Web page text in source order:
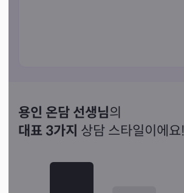
용인 온담 선생님의
대표 3가지 상담 스타일이에요!